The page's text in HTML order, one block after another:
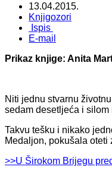
13.04.2015.
Knjigozori
Ispis
E-mail
Prikaz knjige: Anita
Niti jednu stvarnu
sedam desetljeća i
Takvu tešku i nikako
Medaljon, pokušala
>>U Širokom Brijegu